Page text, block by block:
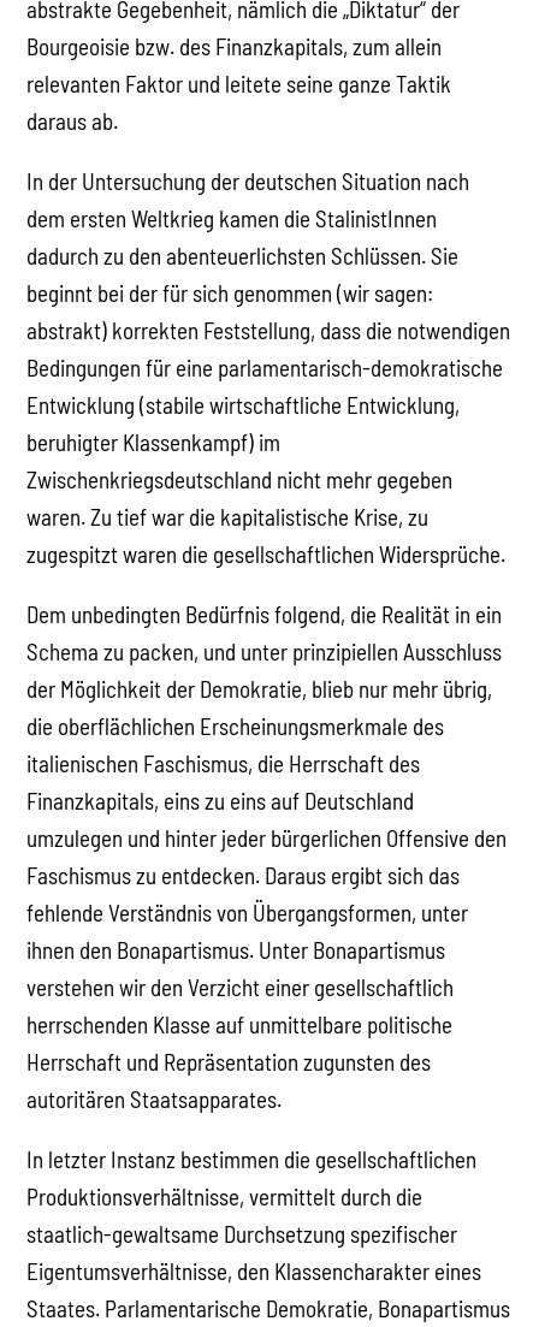
abstrakte Gegebenheit, nämlich die „Diktatur“ der
Bourgeoisie bzw. des Finanzkapitals, zum allein
relevanten Faktor und leitete seine ganze Taktik
daraus ab.
In der Untersuchung der deutschen Situation nach
dem ersten Weltkrieg kamen die StalinistInnen
dadurch zu den abenteuerlichsten Schlüssen. Sie
beginnt bei der für sich genommen (wir sagen:
abstrakt) korrekten Feststellung, dass die notwendigen
Bedingungen für eine parlamentarisch-demokratische
Entwicklung (stabile wirtschaftliche Entwicklung,
beruhigter Klassenkampf) im
Zwischenkriegsdeutschland nicht mehr gegeben
waren. Zu tief war die kapitalistische Krise, zu
zugespitzt waren die gesellschaftlichen Widersprüche.
Dem unbedingten Bedürfnis folgend, die Realität in ein
Schema zu packen, und unter prinzipiellen Ausschluss
der Möglichkeit der Demokratie, blieb nur mehr übrig,
die oberflächlichen Erscheinungsmerkmale des
italienischen Faschismus, die Herrschaft des
Finanzkapitals, eins zu eins auf Deutschland
umzulegen und hinter jeder bürgerlichen Offensive den
Faschismus zu entdecken. Daraus ergibt sich das
fehlende Verständnis von Übergangsformen, unter
ihnen den Bonapartismus. Unter Bonapartismus
verstehen wir den Verzicht einer gesellschaftlich
herrschenden Klasse auf unmittelbare politische
Herrschaft und Repräsentation zugunsten des
autoritären Staatsapparates.
In letzter Instanz bestimmen die gesellschaftlichen
Produktionsverhältnisse, vermittelt durch die
staatlich-gewaltsame Durchsetzung spezifischer
Eigentumsverhältnisse, den Klassencharakter eines
Staates. Parlamentarische Demokratie, Bonapartismus